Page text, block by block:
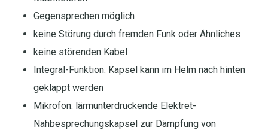
Gegensprechen möglich
keine Störung durch fremden Funk oder Ähnliches
keine störenden Kabel
Integral-Funktion: Kapsel kann im Helm nach hinten
geklappt werden
Mikrofon: lärmunterdrückende Elektret-
Nahbesprechungskapsel zur Dämpfung von